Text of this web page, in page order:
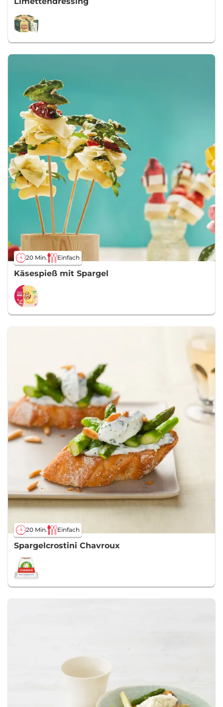
20 Min. Einfach
Käsespieß mit Spargel
20 Min. Einfach
Spargelcrostini Chavroux